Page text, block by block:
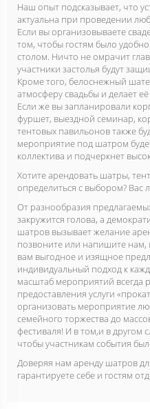
Наш опыт подсказывает, что
актуальна при проведении
Если вы организовываете
том, чтобы гостям было
столом. Ничто не омрачит
участники застолья будут
Кроме того, белоснежный
атмосферу свадьбы и делает
Если же вы запланировали
фуршет, выездной семинар,
тентовых павильонов также
мероприятие под шатром
коллектива и подчеркнет
Хотите арендовать шатры,
определиться с выбором? Вас
От разнообразия
закружится голова, а
шатров вызывает желание
позвоните или напишите
вам выгодное и изящное
индивидуальный подход к
масштаб мероприятий всегда
предоставления услуги
организовать мероприятие
семейного торжества до
фестиваля! И в том,и в другом
чтобы участникам события
Доверяя нам аренду шатров
гарантируете себе и гостям